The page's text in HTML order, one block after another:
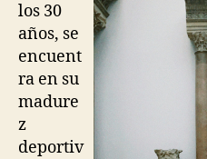
los 30
años, se
encuent
ra en su
madure
z
deportiv